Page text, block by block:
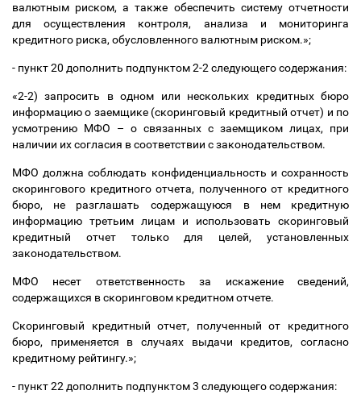
валютным риском, а также обеспечить систему отчетности
для осуществления контроля, анализа и мониторинга
кредитного риска, обусловленного валютным риском.»;
- пункт 20 дополнить подпунктом 2-2 следующего содержания:
«2-2) запросить в одном или нескольких кредитных бюро
информацию о заемщике (скоринговый кредитный отчет) и по
усмотрению МФО – о связанных с заемщиком лицах, при
наличии их согласия в соответствии с законодательством.
МФО должна соблюдать конфиденциальность и сохранность
скорингового кредитного отчета, полученного от кредитного
бюро, не разглашать содержащуюся в нем кредитную
информацию третьим лицам и использовать скоринговый
кредитный отчет только для целей, установленных
законодательством.
МФО несет ответственность за искажение сведений,
содержащихся в скоринговом кредитном отчете.
Скоринговый кредитный отчет, полученный от кредитного
бюро, применяется в случаях выдачи кредитов, согласно
кредитному рейтингу.»;
- пункт 22 дополнить подпунктом 3 следующего содержания: